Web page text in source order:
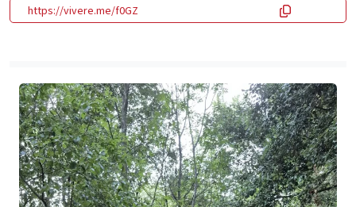
https://vivere.me/f0GZ